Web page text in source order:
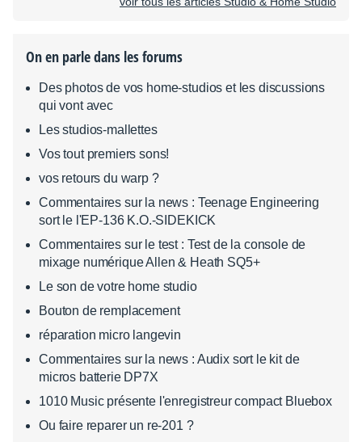
On en parle dans les forums
Des photos de vos home-studios et les discussions
qui vont avec
Les studios-mallettes
Vos tout premiers sons!
vos retours du warp ?
Commentaires sur la news : Teenage Engineering
sort le l'EP-136 K.O.-SIDEKICK
Commentaires sur le test : Test de la console de
mixage numérique Allen & Heath SQ5+
Le son de votre home studio
Bouton de remplacement
réparation micro langevin
Commentaires sur la news : Audix sort le kit de
micros batterie DP7X
1010 Music présente l'enregistreur compact Bluebox
Ou faire reparer un re-201 ?